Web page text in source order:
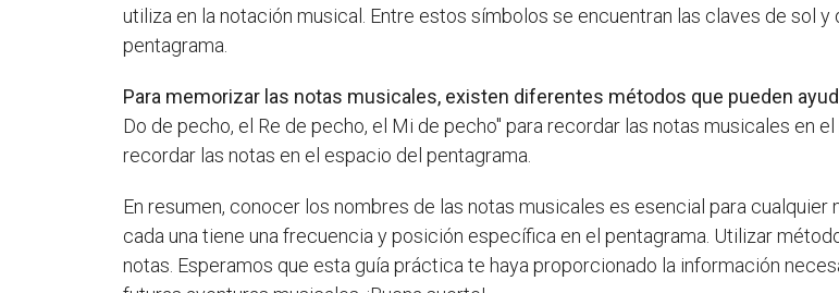
utiliza en la notación musical. Entre estos símbolos se encuentran las claves de sol y
pentagrama.
Para memorizar las notas musicales, existen diferentes métodos que pueden
Do de pecho, el Re de pecho, el Mi de pecho" para recordar las notas musicales en
recordar las notas en el espacio del pentagrama.
En resumen, conocer los nombres de las notas musicales es esencial para
cada una tiene una frecuencia y posición específica en el pentagrama. Utilizar
notas. Esperamos que esta guía práctica te haya proporcionado la información